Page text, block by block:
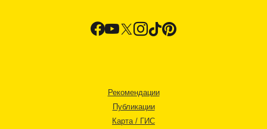
Рекомендации
Публикации
Карта / ГИС